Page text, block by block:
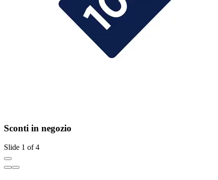
Sconti in negozio
Slide 1 of 4